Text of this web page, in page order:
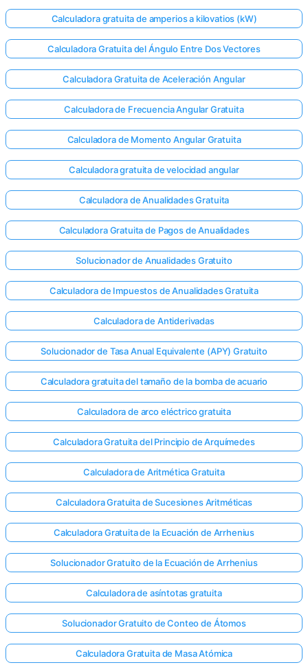
Calculadora gratuita de amperios a kilovatios (kW)
Calculadora Gratuita del Ángulo Entre Dos Vectores
Calculadora Gratuita de Aceleración Angular
Calculadora de Frecuencia Angular Gratuita
Calculadora de Momento Angular Gratuita
Calculadora gratuita de velocidad angular
Calculadora de Anualidades Gratuita
Calculadora Gratuita de Pagos de Anualidades
Solucionador de Anualidades Gratuito
Calculadora de Impuestos de Anualidades Gratuita
Calculadora de Antiderivadas
Solucionador de Tasa Anual Equivalente (APY) Gratuito
Calculadora gratuita del tamaño de la bomba de acuario
Calculadora de arco eléctrico gratuita
Calculadora Gratuita del Principio de Arquímedes
Calculadora de Aritmética Gratuita
Calculadora Gratuita de Sucesiones Aritméticas
Calculadora Gratuita de la Ecuación de Arrhenius
Solucionador Gratuito de la Ecuación de Arrhenius
Calculadora de asíntotas gratuita
Solucionador Gratuito de Conteo de Átomos
Calculadora Gratuita de Masa Atómica